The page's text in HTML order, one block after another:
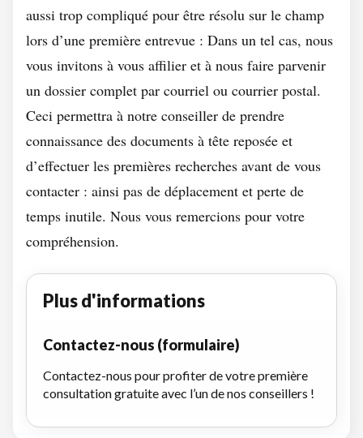
aussi trop compliqué pour être résolu sur le champ
lors d’une première entrevue : Dans un tel cas, nous
vous invitons à vous affilier et à nous faire parvenir
un dossier complet par courriel ou courrier postal.
Ceci permettra à notre conseiller de prendre
connaissance des documents à tête reposée et
d’effectuer les premières recherches avant de vous
contacter : ainsi pas de déplacement et perte de
temps inutile. Nous vous remercions pour votre
compréhension.
Plus d'informations
Contactez-nous (formulaire)
Contactez-nous pour profiter de votre première
consultation gratuite avec l’un de nos conseillers !